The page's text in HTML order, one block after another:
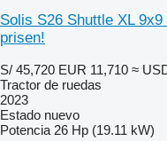
Solis S26 Shuttle XL
prisen!
S/ 45,720 EUR 11,710 ≈
Tractor de ruedas
2023
Estado nuevo
Potencia 26 Hp (19.11 kW)